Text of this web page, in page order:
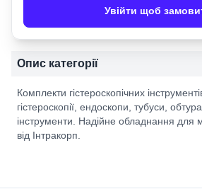
Увійти щоб
Опис категорії
Комплекти гістероскопічних
гістероскопії, ендоскопи, тубуси,
інструменти. Надійне обладнання для
від Інтракорп.